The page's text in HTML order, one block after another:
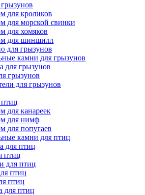
для кроликов
для морской свинки
для хомяков
для шиншилл
для грызунов
камни для грызунов
для грызунов
грызунов
для грызунов
для канареек
для нимф
для попугаев
камни для птиц
для птиц
птиц
для птиц
птиц
птиц
для птиц